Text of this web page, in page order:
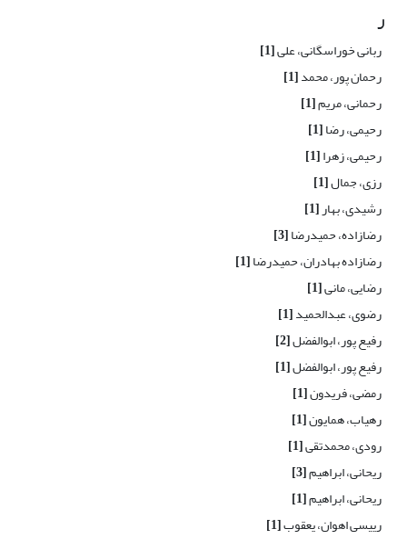
ر
ربانی خوراسگانی، علی[1]
رحمان پور، محمد[1]
رحمانی، مریم[1]
رحیمی، رضا[1]
رحیمی، زهرا[1]
رزی، جمال[1]
رشیدی، بهار[1]
رضازاده، حمیدرضا[3]
رضازاده بهادران، حمیدرضا[1]
رضایی، مانی[1]
رضوی، عبدالحمید[1]
رفیع پور، ابوالفضل[2]
رفیع پور، ابوالفضل[1]
رمضی، فریدون[1]
رهیاب، همایون[1]
رودی، محمدتقی[1]
ریحانی، ابراهیم[3]
ریحانی، ابراهیم[1]
رییسی اهوان، یعقوب[1]